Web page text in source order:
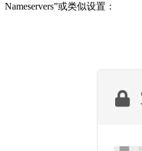
Nameservers”或类似设置：